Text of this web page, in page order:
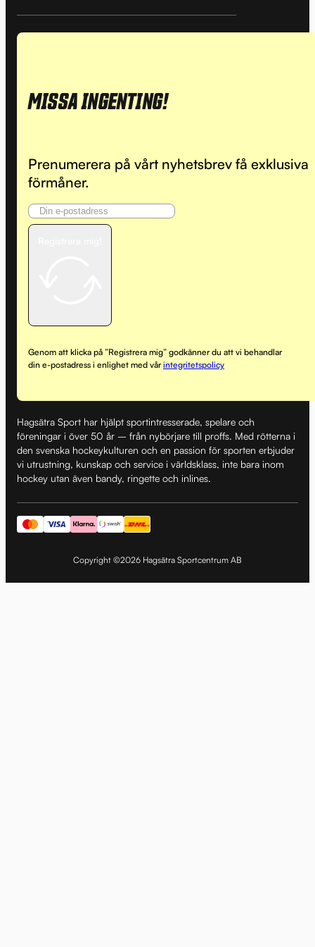
MISSA INGENTING!
Prenumerera på vårt nyhetsbrev få exklusiva
förmåner.
Genom att klicka på ”Registrera mig” godkänner du att vi behandlar
din e-postadress i enlighet med vårintegritetspolicy
Hagsätra Sport har hjälpt sportintresserade, spelare och
föreningar i över 50 år – från nybörjare till proffs. Med rötterna i
den svenska hockeykulturen och en passion för sporten erbjuder
vi utrustning, kunskap och service i världsklass, inte bara inom
hockey utan även bandy, ringette och inlines.
Copyright ©2026 Hagsätra Sportcentrum AB